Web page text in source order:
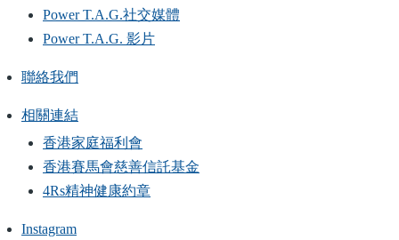
Power T.A.G.社交媒體
Power T.A.G. 影片
聯絡我們
相關連結
香港家庭福利會
香港賽馬會慈善信託基金
4Rs精神健康約章
Instagram